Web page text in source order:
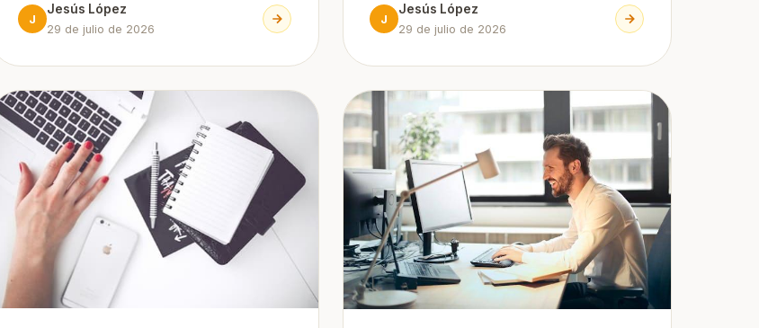
J
Jesús López
29 de julio de 2026
J
Jesús López
29 de julio de 2026